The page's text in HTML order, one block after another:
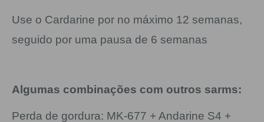
Use o Cardarine por no máximo 12 semanas,
seguido por uma pausa de 6 semanas
Algumas combinações com outros sarms:
Perda de gordura: MK-677 + Andarine S4 +